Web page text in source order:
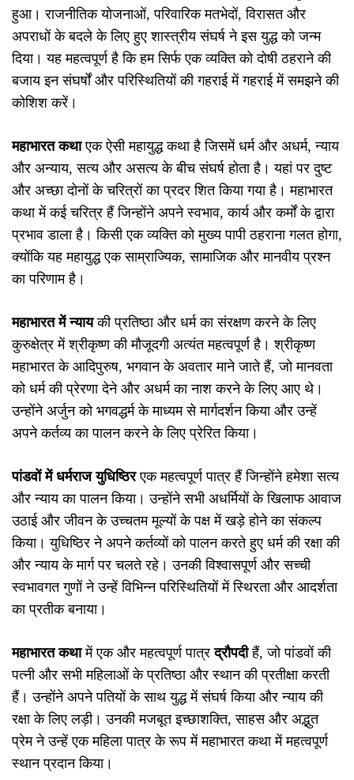
हुआ। राजनीतिक योजनाओं, परिवारिक मतभेदों, विरासत और
अपराधों के बदले के लिए हुए शास्त्रीय संघर्ष ने इस युद्ध को जन्म
दिया। यह महत्वपूर्ण है कि हम सिर्फ एक व्यक्ति को दोषी ठहराने की
बजाय इन संघर्षों और परिस्थितियों की गहराई में गहराई में समझने की
कोशिश करें।
महाभारत कथाएक ऐसी महायुद्ध कथा है जिसमें धर्म और अधर्म, न्याय
और अन्याय, सत्य और असत्य के बीच संघर्ष होता है। यहां पर दुष्ट
और अच्छा दोनों के चरित्रों का प्रदर शित किया गया है। महाभारत
कथा में कई चरित्र हैं जिन्होंने अपने स्वभाव, कार्य और कर्मों के द्वारा
प्रभाव डाला है। किसी एक व्यक्ति को मुख्य पापी ठहराना गलत होगा,
क्योंकि यह महायुद्ध एक साम्राज्यिक, सामाजिक और मानवीय प्रश्न
का परिणाम है।
महाभारत में न्यायकी प्रतिष्ठा और धर्म का संरक्षण करने के लिए
कुरुक्षेत्र में श्रीकृष्ण की मौजूदगी अत्यंत महत्वपूर्ण है। श्रीकृष्ण
महाभारत के आदिपुरुष, भगवान के अवतार माने जाते हैं, जो मानवता
को धर्म की प्रेरणा देने और अधर्म का नाश करने के लिए आए थे।
उन्होंने अर्जुन को भगवद्धर्म के माध्यम से मार्गदर्शन किया और उन्हें
अपने कर्तव्य का पालन करने के लिए प्रेरित किया।
पांडवों में धर्मराज युधिष्ठिरएक महत्वपूर्ण पात्र हैं जिन्होंने हमेशा सत्य
और न्याय का पालन किया। उन्होंने सभी अधर्मियों के खिलाफ आवाज
उठाई और जीवन के उच्चतम मूल्यों के पक्ष में खड़े होने का संकल्प
किया। युधिष्ठिर ने अपने कर्तव्यों को पालन करते हुए धर्म की रक्षा की
और न्याय के मार्ग पर चलते रहे। उनकी विश्वासपूर्ण और सच्ची
स्वभावगत गुणों ने उन्हें विभिन्न परिस्थितियों में स्थिरता और आदर्शता
का प्रतीक बनाया।
महाभारत कथामें एक और महत्वपूर्ण पात्रद्रौपदीहैं, जो पांडवों की
पत्नी और सभी महिलाओं के प्रतिष्ठा और स्थान की प्रतीक्षा करती
हैं। उन्होंने अपने पतियों के साथ युद्ध में संघर्ष किया और न्याय की
रक्षा के लिए लड़ी। उनकी मजबूत इच्छाशक्ति, साहस और अद्भुत
प्रेम ने उन्हें एक महिला पात्र के रूप में महाभारत कथा में महत्वपूर्ण
स्थान प्रदान किया।